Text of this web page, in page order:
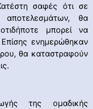
σαφές ότι σε
αποτελεσμάτων, θα
μπορεί να
ενημερώθηκαν
θα καταστραφούν
της ομαδικής